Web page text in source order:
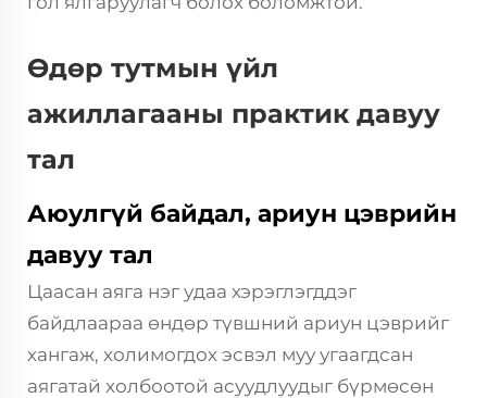
Өдөр тутмын үйл
ажиллагааны практик давуу
тал
Аюулгүй байдал, ариун цэврийн
давуу тал
Цаасан аяга нэг удаа хэрэглэгддэг
байдлаараа өндөр түвшний ариун цэврийг
хангаж, холимогдох эсвэл муу угаагдсан
аягатай холбоотой асуудлуудыг бүрмөсөн